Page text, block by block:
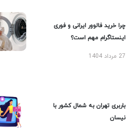
چرا خرید فالوور ایرانی و فوری
اینستاگرام مهم است؟
27 مرداد 1404
باربری تهران به شمال کشور با
نیسان